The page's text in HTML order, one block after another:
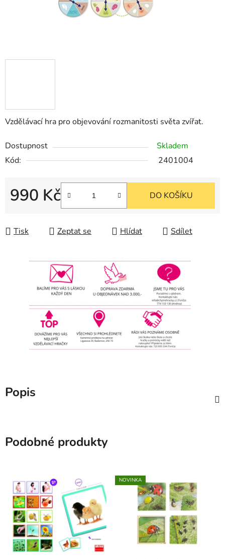
Vzdělávací hra pro objevování rozmanitosti světa zvířat.
Dostupnost
Skladem
Kód:
2401004
990 Kč DO KOŠÍKU
Tisk Zeptat se Hlídat Sdílet
Popis
Podobné produkty
NOVINKA